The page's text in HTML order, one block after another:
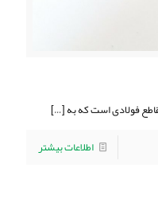
[…]
اطلاعات بیشتر